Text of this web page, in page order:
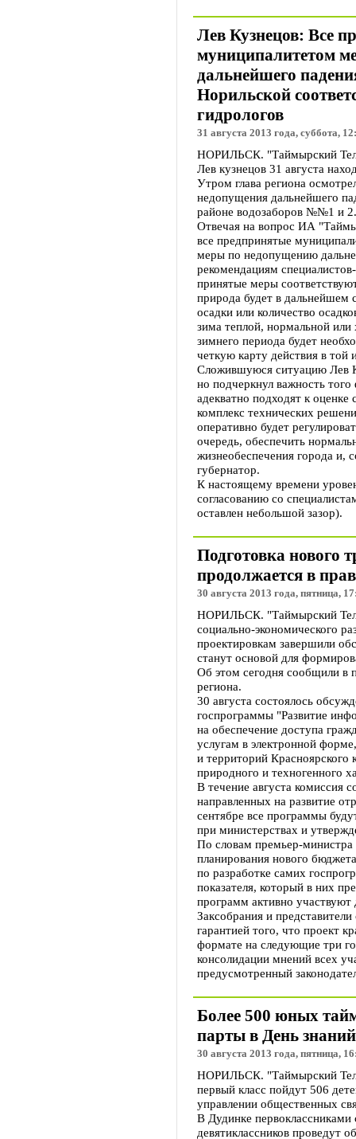
Лев Кузнецов: Все
муниципалитетом
дальнейшего
Норильской
гидрологов
31 августа 2013 года, суббота,
НОРИЛЬСК. "Таймырский
Лев кузнецов 31 августа
Утром глава региона
недопущения дальнейшего
районе водозаборов №№1 и 2.
Отвечая на вопрос ИА
все предпринятые
меры по недопущению
рекомендациям
принятые меры
природа будет в дальнейшем
осадки или количество
зима теплой, нормальной или
зимнего периода будет
четкую карту действия в той
Сложившуюся ситуацию Лев
но подчеркнул важность
адекватно подходят к
комплекс технических
оперативно будет
очередь, обеспечить
жизнеобеспечения города и,
губернатор.
К настоящему времени
согласованию со
оставлен небольшой зазор).
Подготовка нового
продолжается в
30 августа 2013 года, пятница,
НОРИЛЬСК. "Таймырский
социально-экономического
проектировкам завершили
станут основой для
Об этом сегодня сообщили в
региона.
30 августа состоялось
госпрограммы "Развитие
на обеспечение доступа
услугам в электронной
и территорий Красноярского
природного и техногенного
В течение августа комиссия
направленных на развитие
сентябре все программы
при министерствах и
По словам премьер-министра
планирования нового
по разработке самих
показателя, который в них
программ активно
Заксобрания и
гарантией того, что проект
формате на следующие три
консолидации мнений всех
предусмотренный
Более 500 юных
парты в День знаний
30 августа 2013 года, пятница,
НОРИЛЬСК. "Таймырский
первый класс пойдут 506
управлении общественных
В Дудинке
девятиклассников проведут